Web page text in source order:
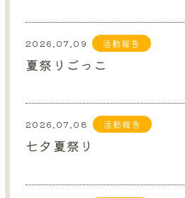
サイトマップ
保育事業TOP
2026.07.09 活動報告
夏祭りごっこ
2026.07.08 活動報告
七夕夏祭り